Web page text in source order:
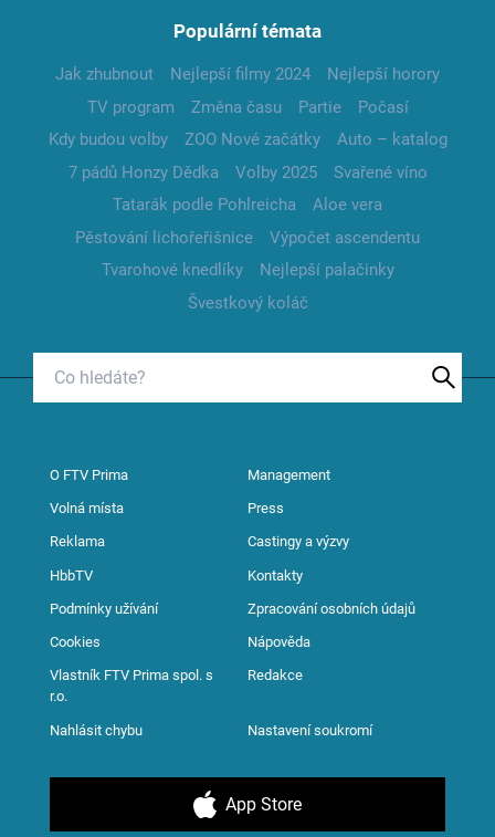
Populární témata
Jak zhubnout Nejlepší filmy 2024
Nejlepší horory
TV program
Změna času Partie
Počasí
Kdy budou volby
ZOO Nové začátky
Auto – katalog
7 pádů Honzy Dědka
Volby 2025
Svařené víno
Tatarák podle Pohlreicha
Aloe vera
Pěstování lichořeřišnice
Výpočet ascendentu
Tvarohové knedlíky
Nejlepší palačinky
Švestkový koláč
O FTV Prima Management
Volná místa Press
Reklama Castingy a výzvy
HbbTV Kontakty
Podmínky užívání Zpracování osobních údajů
Cookies Nápověda
Vlastník FTV Prima spol. s
r.o.
Redakce
Nahlásit chybu Nastavení soukromí
App Store